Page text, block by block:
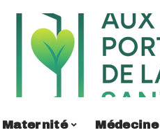
Maternité Médecine